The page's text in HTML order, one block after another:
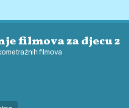
filmova za djecu 2
filmova